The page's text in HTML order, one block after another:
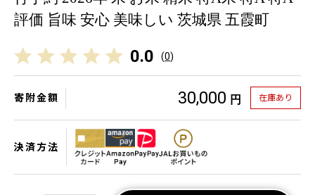
評価 旨味 安心 美味しい 茨城県 五霞町
0.0 (0)
寄附金額 30,000 円 在庫あり
決済方法